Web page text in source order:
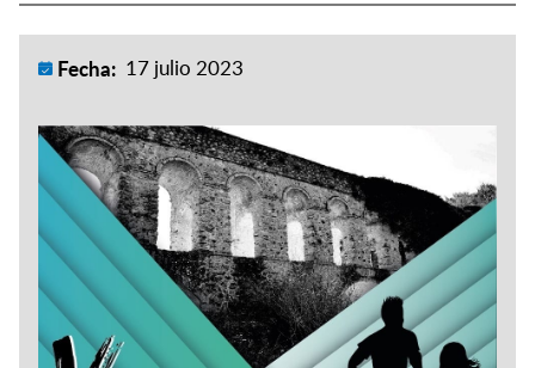
Fecha: 17 julio 2023